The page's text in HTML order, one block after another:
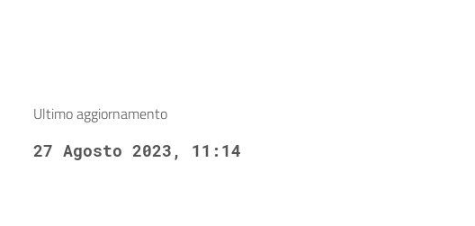
Ultimo aggiornamento
27 Agosto 2023, 11:14